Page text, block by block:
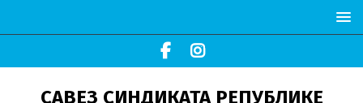
САВЕЗ СИНДИКАТА РЕПУБЛИКЕ